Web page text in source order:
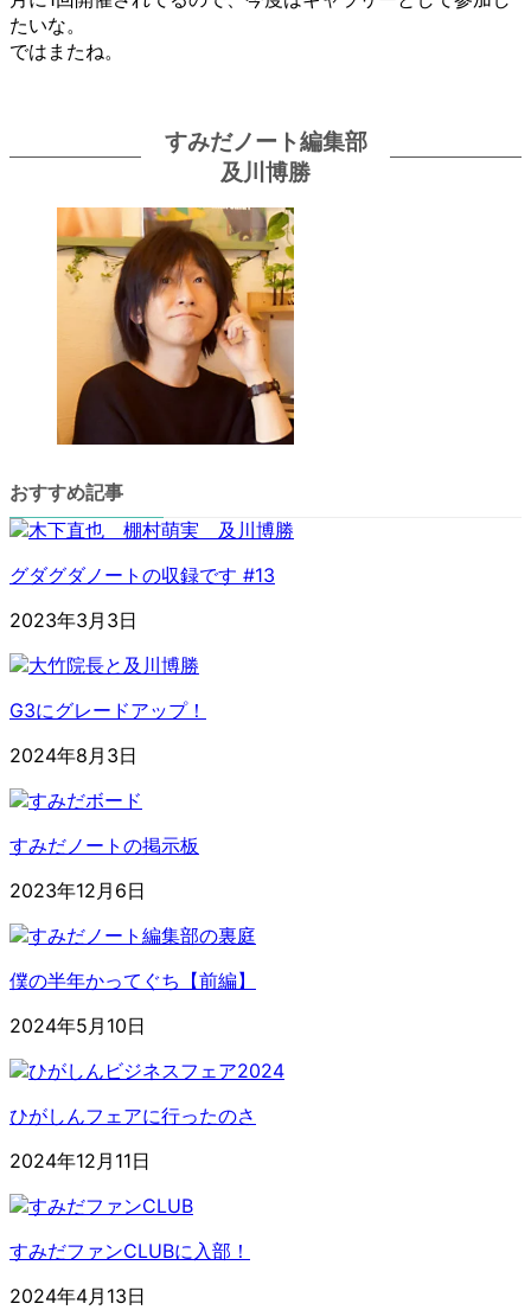
たいな。
ではまたね。
すみだノート編集部
及川博勝
おすすめ記事
グダグダノートの収録です #13
2023年3月3日
G3にグレードアップ！
2024年8月3日
すみだノートの掲示板
2023年12月6日
僕の半年かってぐち【前編】
2024年5月10日
ひがしんフェアに行ったのさ
2024年12月11日
すみだファンCLUBに入部！
2024年4月13日